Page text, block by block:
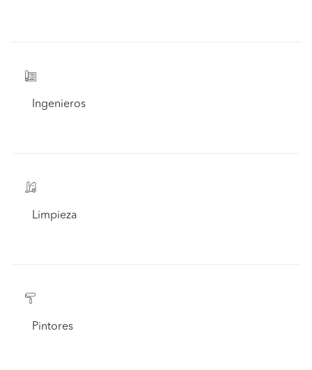
Ingenieros
Limpieza
Pintores